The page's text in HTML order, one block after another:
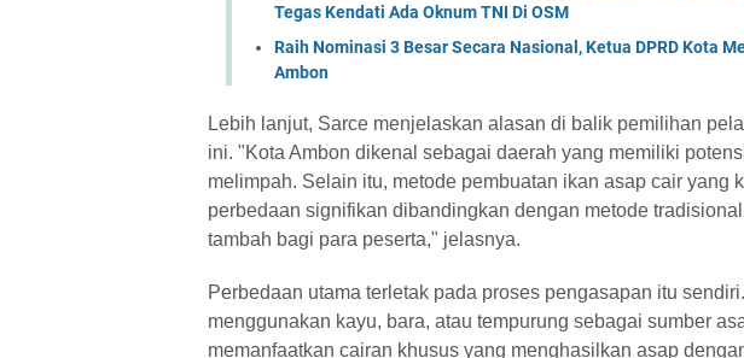
Tegas Kendati Ada Oknum TNI Di OSM
Raih Nominasi 3 Besar Secara Nasional, Ketua DPRD Kota
Ambon
Lebih lanjut, Sarce menjelaskan alasan di balik pemilihan
ini. "Kota Ambon dikenal sebagai daerah yang memiliki
melimpah. Selain itu, metode pembuatan ikan asap cair yang
perbedaan signifikan dibandingkan dengan metode
tambah bagi para peserta," jelasnya.
Perbedaan utama terletak pada proses pengasapan itu
menggunakan kayu, bara, atau tempurung sebagai sumber
memanfaatkan cairan khusus yang menghasilkan asap